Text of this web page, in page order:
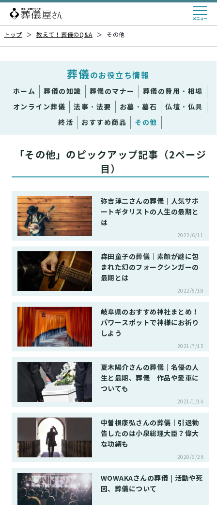
トップ ＞ 教えて！葬儀のQ&A ＞ その他
葬儀のお役立ち情報
ホーム 葬儀の知識 葬儀のマナー
葬儀の費用・相場
オンライン葬儀
法事・法要 お墓・墓石
仏壇・仏具
終活
おすすめ商品 その他
「その他」のピックアップ記事（2ページ
目）
弥吉淳二さんの葬儀｜人気サポ
ートギタリストの人生の最期と
は
2022/6/11
森田童子の葬儀｜素顔が謎に包
まれた幻のフォークシンガーの
最期とは
2022/5/18
岐阜県のおすすめ神社まとめ！
パワースポットで神様にお祈り
しよう
2021/7/15
夏木陽介さんの葬儀｜名優の人
生と最期、葬儀 作品や愛車に
ついても
2021/1/14
中曽根康弘さんの葬儀｜引退勧
告したのは小泉総理大臣？偉大
な功績も
2020/9/26
WOWAKAさんの葬儀 | 活動や死
因、葬儀について